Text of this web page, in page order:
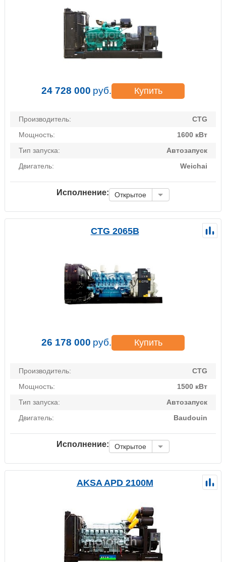
24 728 000 руб. Купить
Производитель:
CTG
Мощность:
1600 кВт
Тип запуска:
Автозапуск
Двигатель:
Weichai
Исполнение: Открытое
CTG 2065B
26 178 000 руб. Купить
Производитель:
CTG
Мощность:
1500 кВт
Тип запуска:
Автозапуск
Двигатель:
Baudouin
Исполнение: Открытое
AKSA APD 2100M